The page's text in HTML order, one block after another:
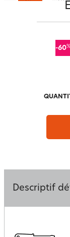
-60
Descriptif